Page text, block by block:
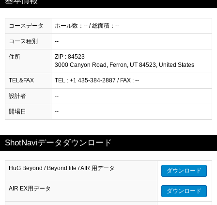
コースデータ ホール数：-- / 総面積：--
コース種別 --
住所
ZIP : 84523
3000 Canyon Road, Ferron, UT 84523, United States
TEL&FAX TEL : +1 435-384-2887 / FAX : --
設計者 --
開場日 --
ShotNaviデータダウンロード
HuG Beyond / Beyond lite / AIR 用データ ダウンロード
AIR EX用データ ダウンロード